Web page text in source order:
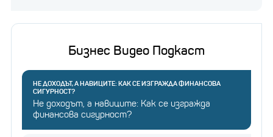
Бизнес Видео Подкаст
НЕ ДОХОДЪТ, А НАВИЦИТЕ: КАК СЕ ИЗГРАЖДА ФИНАНСОВА
СИГУРНОСТ?
Не доходът, а навиците: Как се изгражда
финансова сигурност?